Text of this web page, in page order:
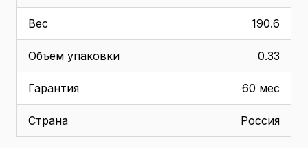
Вес 190.6
Объем упаковки 0.33
Гарантия 60 мес
Страна Россия